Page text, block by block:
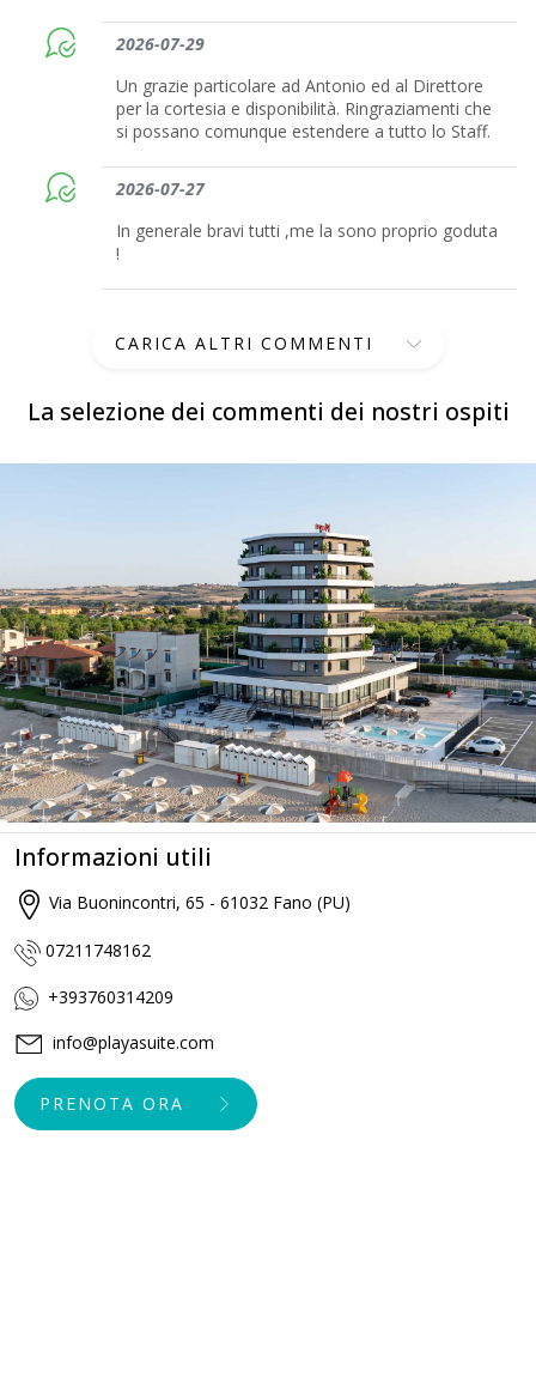
La selezione dei commenti dei nostri ospiti
2026-07-29
Un grazie particolare ad Antonio ed al Direttore
per la cortesia e disponibilità. Ringraziamenti che
si possano comunque estendere a tutto lo Staff.
2026-07-27
In generale bravi tutti ,me la sono proprio goduta
!
CARICA ALTRI COMMENTI
Informazioni utili
Via Buonincontri, 65 - 61032 Fano (PU)
07211748162
+393760314209
info@playasuite.com
PRENOTA ORA